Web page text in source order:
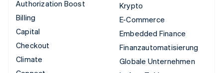
Authorization Boost
Billing
Capital
Checkout
Climate
Krypto
E-Commerce
Embedded Finance
Finanzautomatisierung
Globale Unternehmen